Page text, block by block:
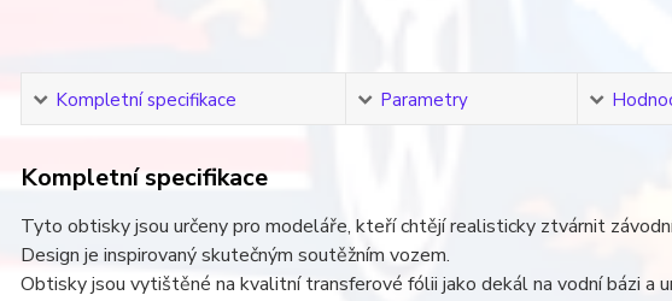
Kompletní specifikace Parametry
Kompletní specifikace
Tyto obtisky jsou určeny pro modeláře, kteří chtějí realisticky ztvárnit
Design je inspirovaný skutečným soutěžním vozem.
Obtisky jsou vytištěné na kvalitní transferové fólii jako dekál na vodní bázi a